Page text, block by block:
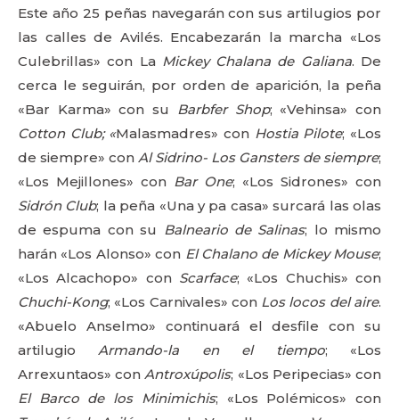
Este año 25 peñas navegarán con sus artilugios por
las calles de Avilés. Encabezarán la marcha «Los
Culebrillas» con La Mickey Chalana de Galiana. De
cerca le seguirán, por orden de aparición, la peña
«Bar Karma» con su Barbfer Shop; «Vehinsa» con
Cotton Club; «Malasmadres» con Hostia Pilote; «Los
de siempre» con Al Sidrino- Los Gansters de siempre;
«Los Mejillones» con Bar One; «Los Sidrones» con
Sidrón Club; la peña «Una y pa casa» surcará las olas
de espuma con su Balneario de Salinas; lo mismo
harán «Los Alonso» con El Chalano de Mickey Mouse;
«Los Alcachopo» con Scarface; «Los Chuchis» con
Chuchi-Kong; «Los Carnivales» con Los locos del aire.
«Abuelo Anselmo» continuará el desfile con su
artilugioArmando-la en el tiempo; «Los
Arrexuntaos» conAntroxúpolis; «Los Peripecias» con
El Barco de los Minimichis; «Los Polémicos» con